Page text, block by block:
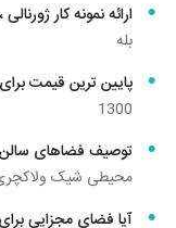
👣 لاین تخصصی
مفاصل و ریلکس شدن
💥 طراحی و قرینه
بلیدینگ، فیبروز و...
💇‍♀️انواع کوپ های
ارائه نمونه کار
بله
پایین ترین قیمت
1300
توصیف فضاهای سالن
محیطی شیک
آیا فضای مجزایی